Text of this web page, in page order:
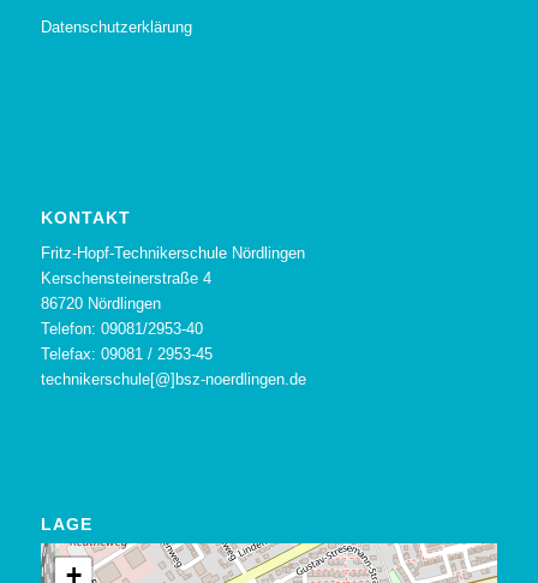
Datenschutzerklärung
KONTAKT
Fritz-Hopf-Technikerschule Nördlingen
Kerschensteinerstraße 4
86720 Nördlingen
Telefon: 09081/2953-40
Telefax: 09081 / 2953-45
technikerschule[@]bsz-noerdlingen.de
LAGE
+